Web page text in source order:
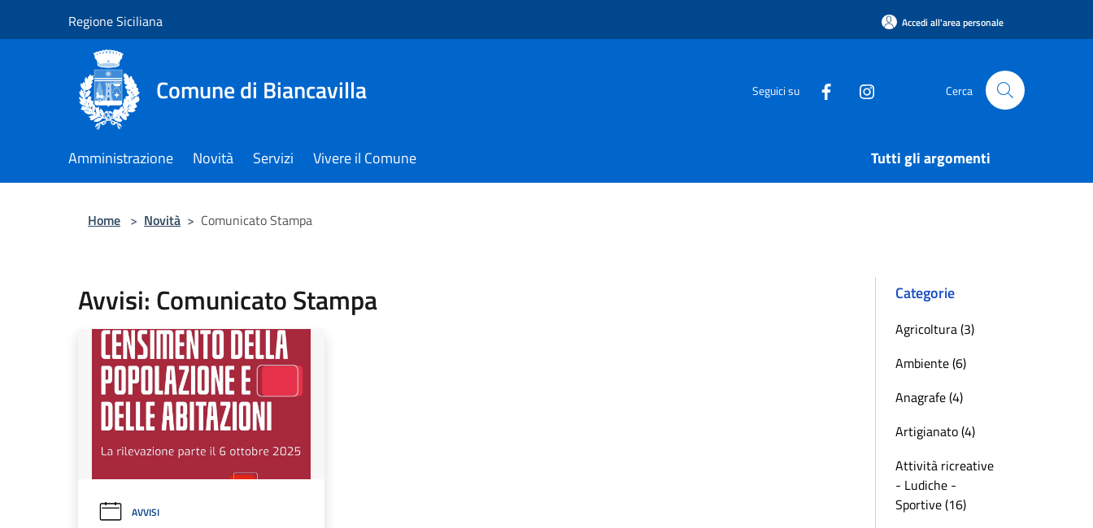
Regione Siciliana Accedi all'area personale
Comune di Biancavilla Seguici su Cerca
Amministrazione Novità Servizi Vivere il Comune Tutti gli argomenti
Home > Novità > Comunicato Stampa
Avvisi: Comunicato Stampa
AVVISI
Categorie
Agricoltura (3)
Ambiente (6)
Anagrafe (4)
Artigianato (4)
Attività ricreative
- Ludiche -
Sportive (16)